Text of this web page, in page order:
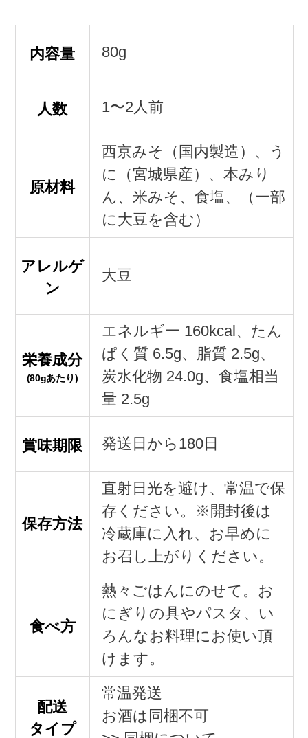
内容量 80g
人数 1〜2人前
原材料
西京みそ（国内製造）、う
に（宮城県産）、本みり
ん、米みそ、食塩、（一部
に大豆を含む）
アレルゲ
ン
大豆
栄養成分
(80gあたり)
エネルギー 160kcal、たん
ぱく質 6.5g、脂質 2.5g、
炭水化物 24.0g、食塩相当
量 2.5g
賞味期限 発送日から180日
保存方法
直射日光を避け、常温で保
存ください。※開封後は
冷蔵庫に入れ、お早めに
お召し上がりください。
食べ方
熱々ごはんにのせて。お
にぎりの具やパスタ、い
ろんなお料理にお使い頂
けます。
配送
タイプ
常温発送
お酒は同梱不可